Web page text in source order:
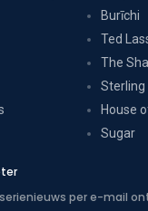
Burīchi
Ted
The
Sterling
House
Sugar
per e-mail